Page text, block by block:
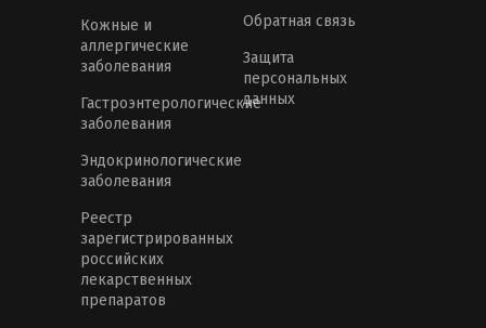
Кожные и
аллергические
заболевания
Гастроэнтерологические
заболевания
Эндокринологические
заболевания
Реестр
зарегистрированных
российских
лекарственных
препаратов
Обратная связь
Защита
персональных
данных